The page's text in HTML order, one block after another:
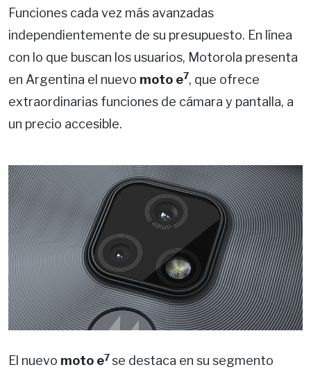
Funciones cada vez más avanzadas
independientemente de su presupuesto. En línea
con lo que buscan los usuarios, Motorola presenta
en Argentina el nuevo moto e7, que ofrece
extraordinarias funciones de cámara y pantalla, a
un precio accesible.
El nuevo moto e7se destaca en su segmento